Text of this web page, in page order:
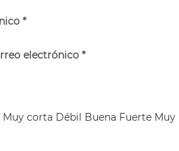
*
electrónico *
Muy corta Débil Buena Fuerte Muy